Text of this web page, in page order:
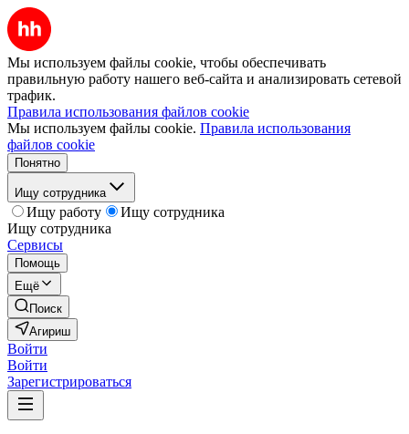
Мы используем файлы cookie, чтобы обеспечивать
правильную работу нашего веб-сайта и анализировать сетевой
трафик.
Правила использования файлов cookie
Мы используем файлы cookie. Правила использования
файлов cookie
Понятно
Ищу сотрудника
Ищу работу
Ищу сотрудника
Ищу сотрудника
Сервисы
Помощь
Ещё
Поиск
Агириш
Войти
Войти
Зарегистрироваться